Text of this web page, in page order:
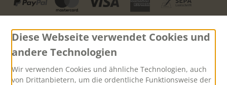
Versand
Diese Webseite verwendet Cookies und
andere Technologien
Wir verwenden Cookies und ähnliche Technologien, auch
von Drittanbietern, um die ordentliche Funktionsweise der